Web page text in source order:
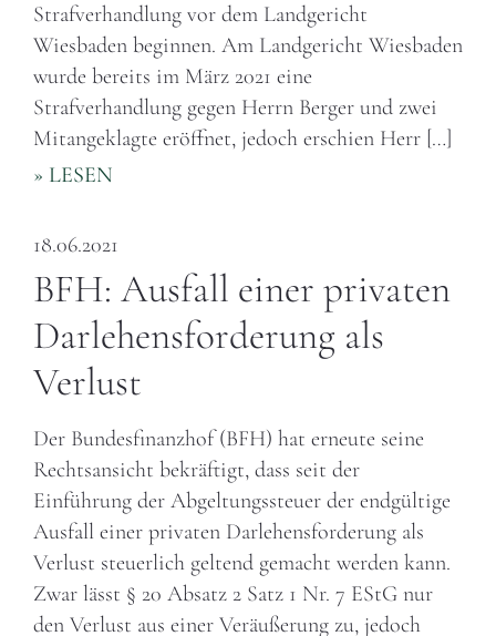
Strafverhandlung vor dem Landgericht
Wiesbaden beginnen. Am Landgericht Wiesbaden
wurde bereits im März 2021 eine
Strafverhandlung gegen Herrn Berger und zwei
Mitangeklagte eröffnet, jedoch erschien Herr […]
» LESEN
18.06.2021
BFH: Ausfall einer privaten
Darlehensforderung als
Verlust
Der Bundesfinanzhof (BFH) hat erneute seine
Rechtsansicht bekräftigt, dass seit der
Einführung der Abgeltungssteuer der endgültige
Ausfall einer privaten Darlehensforderung als
Verlust steuerlich geltend gemacht werden kann.
Zwar lässt § 20 Absatz 2 Satz 1 Nr. 7 EStG nur
den Verlust aus einer Veräußerung zu, jedoch